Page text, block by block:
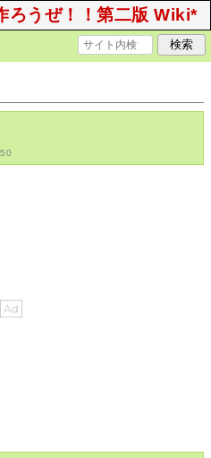
ろうぜ！！第二版 Wiki*